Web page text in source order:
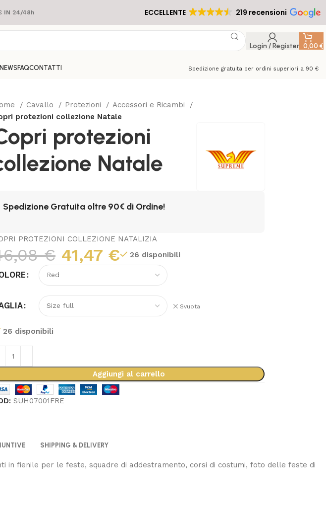
IN 24/48h ECCELLENTE 219 recensioni
Login / Register 0,00 €
NEWS FAQCONTATTI Spedizione gratuita per ordini superiori a 90 €
Cavallo Protezioni
Accessori e Ricambi
protezioni collezione Natale
protezioni
Natale
Spedizione Gratuita oltre 90€ di Ordine!
PROTEZIONI COLLEZIONE NATALIZIA
€ 41,47 € 26 disponibili
Svuota
26 disponibili
Aggiungi al carrello
SUH07001FRE
SHIPPING & DELIVERY
in fienile per le feste, squadre di addestramento, corsi di costumi, foto delle feste di